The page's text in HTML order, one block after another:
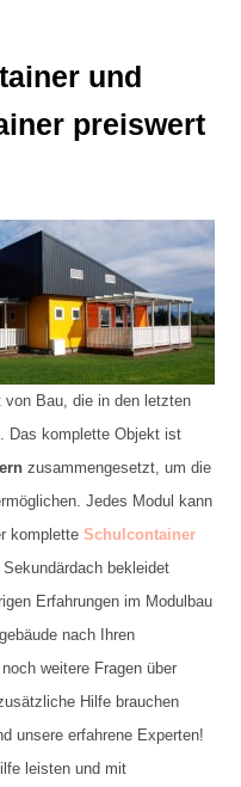
und
preiswert
Bau, die in den letzten
Das komplette Objekt ist
zusammengesetzt, um die
Jedes Modul kann
komplette Schulcontainer
bekleidet
Erfahrungen im Modulbau
nach Ihren
weitere Fragen über
Hilfe brauchen
unsere erfahrene Experten!
leisten und mit